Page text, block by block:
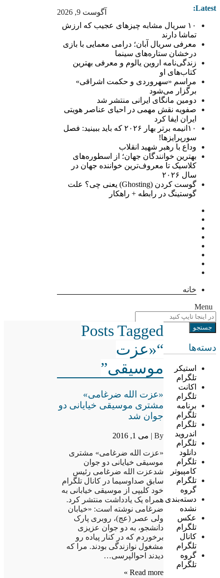
آگوست 9, 2026 Latest:
۱۰ سریال مشابه چیزهای عجیب که ارزش
تماشا دارند
معرفی سریال آبان؛ درامی معمایی با بازی
درخشان ستاره‌های سینما
زندگی‌نامه اروین یالوم و معرفی بهترین
کتاب‌های او
مراسم «سهروردی و حکمت اشراقی»
برگزار می‌شود
دومین مانگای ایرانی منتشر شد
صفویه نقش مهمی در احیای عناصر هویتی
ایران ایفا کرد
۱۰انیمه برتر بهار ۲۰۲۶ که باید ببینید: فصل
سورپرایزها!
وداع با رهبر شهید انقلاب
بهترین خوانندگان جهان؛ از اسطوره‌های
کلاسیک تا معروف‌ترین خواننده جهان در
سال ۲۰۲۶
گوست کردن (Ghosting) یعنی چی؟ علت
گوستینگ در رابطه + راهکار
خانه
Menu
دسته‌ها
استیکر
تلگرام
اکانت
تلگرام
برنامه
تلگرام
تلگرام
اندروید
تلگرام
دانلود
تلگرام
کامپیوتر
تلگرام
گروه
دسته‌بندی
نشده
عکس
تلگرام
کانال
تلگرام
گروه
تلگرام
Posts Tagged
“«عزت
موسیقی”
«عزت الله ضرغامی»
مشتری موسیقی خیایانی دو
جوان شد
By | می 1, 2016
«عزت الله ضرغامی» مشتری
موسیقی خیایانی دو جوان
شدعزت الله ضرغامی رئیس
سابق صداوسیما در کانال تلگرام
خود کلیپی از موسیقی خیابانی به
همراه یک یادداشت منتشر کرد.
ضرغامی نوشته است: «خیابان
ولی عصر (عج)، روبری پارک
دانشجو، به دو جوان عزیزی
برخوردم که در کنار پیاده رو
مشغول نوازندگی بودند. مرا که
دیدند احوالپرسی…
Read more »